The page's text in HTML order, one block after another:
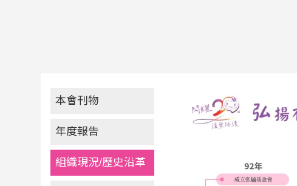
本會刊物
年度報告
組織現況/歷史沿革